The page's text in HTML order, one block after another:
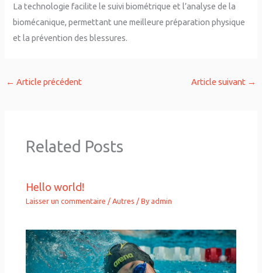
La technologie facilite le suivi biométrique et l’analyse de la
biomécanique, permettant une meilleure préparation physique
et la prévention des blessures.
← Article précédent Article suivant →
Related Posts
Hello world!
Laisser un commentaire /Autres / By admin